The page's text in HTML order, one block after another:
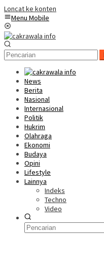
Loncat ke konten
Menu Mobile
News
Berita
Nasional
Internasional
Politik
Hukrim
Olahraga
Ekonomi
Budaya
Opini
Lifestyle
Lainnya
Indeks
Techno
Video